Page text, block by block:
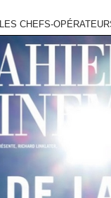
LES CHEFS-